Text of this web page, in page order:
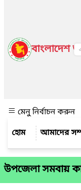
বাংলাদেশ
মেনু নির্বাচন করুন
আমাদের
উপ‌জেলা সমবায়